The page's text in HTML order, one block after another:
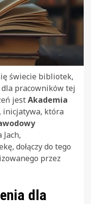
świecie bibliotek,
pracowników tej
jestAkademia
, inicjatywa, która
dołączy do tego
przez
dla